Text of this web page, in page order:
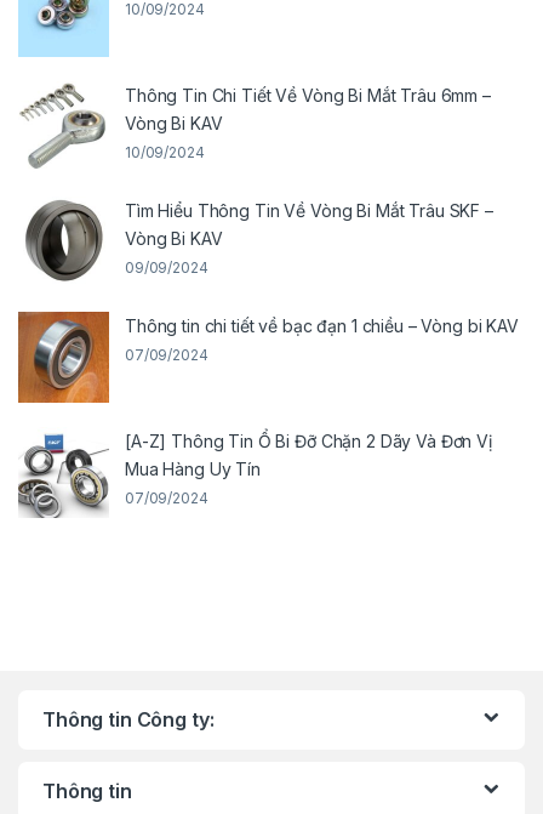
10/09/2024
Thông Tin Chi Tiết Về Vòng Bi Mắt Trâu 6mm –
Vòng Bi KAV
10/09/2024
Tìm Hiểu Thông Tin Về Vòng Bi Mắt Trâu SKF –
Vòng Bi KAV
09/09/2024
Thông tin chi tiết về bạc đạn 1 chiều – Vòng bi KAV
07/09/2024
[A-Z] Thông Tin Ổ Bi Đỡ Chặn 2 Dãy Và Đơn Vị
Mua Hàng Uy Tín
07/09/2024
Thông tin Công ty:
Thông tin